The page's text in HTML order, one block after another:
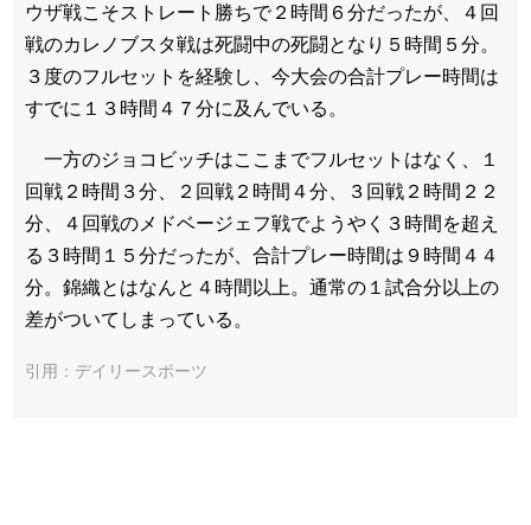
ウザ戦こそストレート勝ちで２時間６分だったが、４回
戦のカレノブスタ戦は死闘中の死闘となり５時間５分。
３度のフルセットを経験し、今大会の合計プレー時間は
すでに１３時間４７分に及んでいる。
一方のジョコビッチはここまでフルセットはなく、１
回戦２時間３分、２回戦２時間４分、３回戦２時間２２
分、４回戦のメドベージェフ戦でようやく３時間を超え
る３時間１５分だったが、合計プレー時間は９時間４４
分。錦織とはなんと４時間以上。通常の１試合分以上の
差がついてしまっている。
引用：デイリースポーツ